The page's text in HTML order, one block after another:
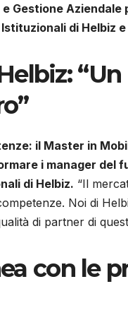
Gestione
di Helbiz
il Master in
i manager del
di Helbiz. “Il
Noi di
di partner di
con le